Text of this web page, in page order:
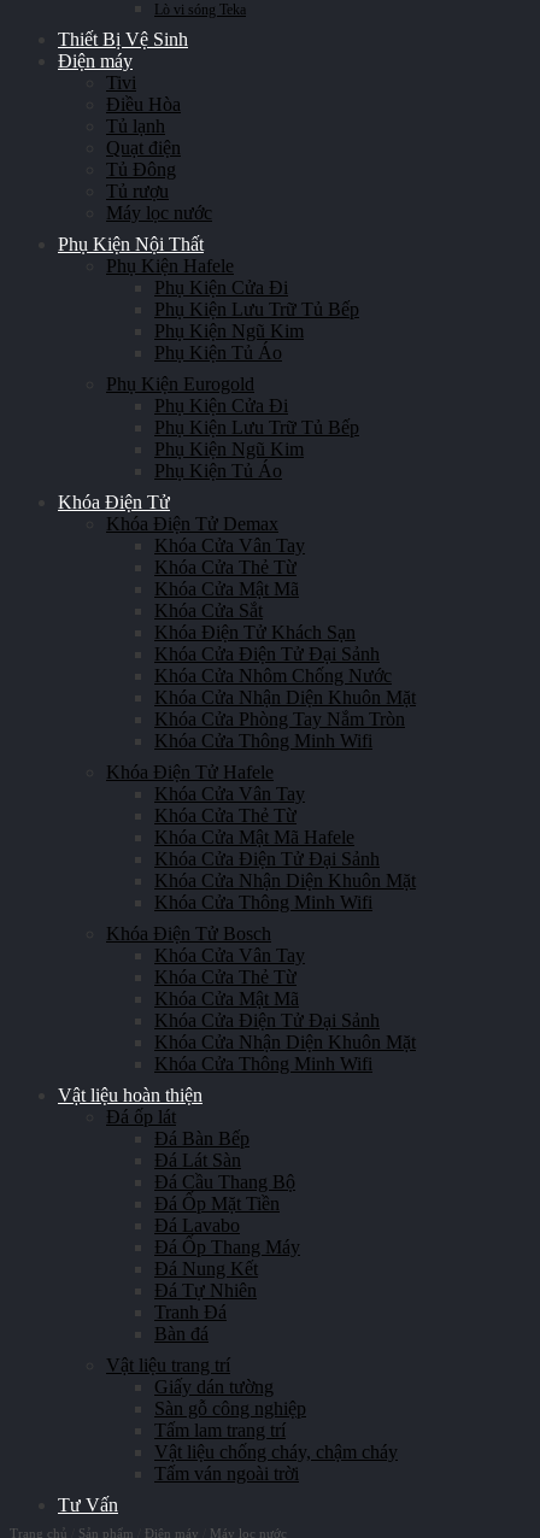
Lò vi sóng Teka
Thiết Bị Vệ Sinh
Điện máy
Tivi
Điều Hòa
Tủ lạnh
Quạt điện
Tủ Đông
Tủ rượu
Máy lọc nước
Phụ Kiện Nội Thất
Phụ Kiện Hafele
Phụ Kiện Cửa Đi
Phụ Kiện Lưu Trữ Tủ Bếp
Phụ Kiện Ngũ Kim
Phụ Kiện Tủ Áo
Phụ Kiện Eurogold
Phụ Kiện Cửa Đi
Phụ Kiện Lưu Trữ Tủ Bếp
Phụ Kiện Ngũ Kim
Phụ Kiện Tủ Áo
Khóa Điện Tử
Khóa Điện Tử Demax
Khóa Cửa Vân Tay
Khóa Cửa Thẻ Từ
Khóa Cửa Mật Mã
Khóa Cửa Sắt
Khóa Điện Tử Khách Sạn
Khóa Cửa Điện Tử Đại Sảnh
Khóa Cửa Nhôm Chống Nước
Khóa Cửa Nhận Diện Khuôn Mặt
Khóa Cửa Phòng Tay Nắm Tròn
Khóa Cửa Thông Minh Wifi
Khóa Điện Tử Hafele
Khóa Cửa Vân Tay
Khóa Cửa Thẻ Từ
Khóa Cửa Mật Mã Hafele
Khóa Cửa Điện Tử Đại Sảnh
Khóa Cửa Nhận Diện Khuôn Mặt
Khóa Cửa Thông Minh Wifi
Khóa Điện Tử Bosch
Khóa Cửa Vân Tay
Khóa Cửa Thẻ Từ
Khóa Cửa Mật Mã
Khóa Cửa Điện Tử Đại Sảnh
Khóa Cửa Nhận Diện Khuôn Mặt
Khóa Cửa Thông Minh Wifi
Vật liệu hoàn thiện
Đá ốp lát
Đá Bàn Bếp
Đá Lát Sàn
Đá Cầu Thang Bộ
Đá Ốp Mặt Tiền
Đá Lavabo
Đá Ốp Thang Máy
Đá Nung Kết
Đá Tự Nhiên
Tranh Đá
Bàn đá
Vật liệu trang trí
Giấy dán tường
Sàn gỗ công nghiệp
Tấm lam trang trí
Vật liệu chống cháy, chậm cháy
Tấm ván ngoài trời
Tư Vấn
Trang chủ Sản phẩm Điện máy Máy lọc nước